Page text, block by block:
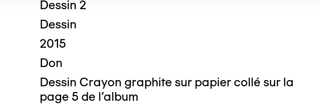
Dessin 2
Dessin
2015
Don
Dessin Crayon graphite sur papier collé sur la
page 5 de l'album